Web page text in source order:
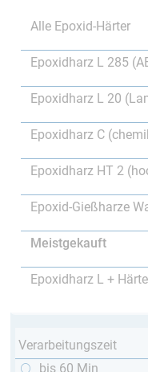
Alle Epoxid-Härter
Epoxidharz L 285
Epoxidharz L 20
Epoxidharz C
Epoxidharz HT 2
Epoxid-Gießharze
Meistgekauft
Epoxidharz L +
Verarbeitungszeit
bis 60 Min